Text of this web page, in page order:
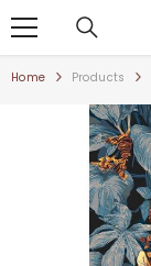
Home Products